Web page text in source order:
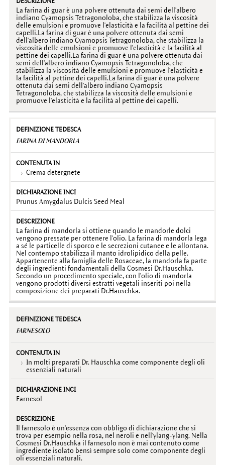
La farina di guar è una polvere ottenuta dai semi dell'albero
indiano Cyamopsis Tetragonoloba, che stabilizza la viscosità
delle emulsioni e promuove l'elasticità e la facilità al pettine dei
capelli.La farina di guar è una polvere ottenuta dai semi
dell'albero indiano Cyamopsis Tetragonoloba, che stabilizza la
viscosità delle emulsioni e promuove l'elasticità e la facilità al
pettine dei capelli.La farina di guar è una polvere ottenuta dai
semi dell'albero indiano Cyamopsis Tetragonoloba, che
stabilizza la viscosità delle emulsioni e promuove l'elasticità e
la facilità al pettine dei capelli.La farina di guar è una polvere
ottenuta dai semi dell'albero indiano Cyamopsis
Tetragonoloba, che stabilizza la viscosità delle emulsioni e
promuove l'elasticità e la facilità al pettine dei capelli.
FARINA DI MANDORLA
Crema detergnete
Prunus Amygdalus Dulcis Seed Meal
La farina di mandorla si ottiene quando le mandorle dolci
vengono pressate per ottenere l'olio. La farina di mandorla lega
a sé le particelle di sporco e le secrezioni cutanee e le allontana.
Nel contempo stabilizza il manto idrolipidico della pelle.
Appartenente alla famiglia delle Rosaceae, la mandorla fa parte
degli ingredienti fondamentali della Cosmesi Dr.Hauschka.
Secondo un procedimento speciale, con l'olio di mandorla
vengono prodotti diversi estratti vegetali inseriti poi nella
composizione dei preparati Dr.Hauschka.
FARNESOLO
In molti preparati Dr. Hauschka come componente degli oli
essenziali naturali
Farnesol
Il farnesolo è un'essenza con obbligo di dichiarazione che si
trova per esempio nella rosa, nel neroli e nell'ylang-ylang. Nella
Cosmesi Dr.Hauschka il farnesolo non è mai contenuto come
ingrediente isolato bensì sempre solo come componente degli
oli essenziali naturali.